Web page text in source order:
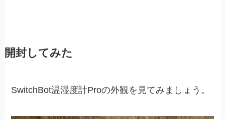
開封してみた
SwitchBot温湿度計Proの外観を見てみましょう。